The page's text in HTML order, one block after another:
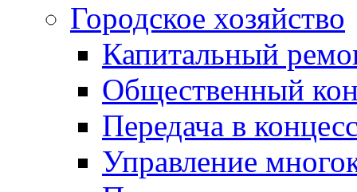
Городское хозяйство
Капитальный
Общественный
Передача в
Управление